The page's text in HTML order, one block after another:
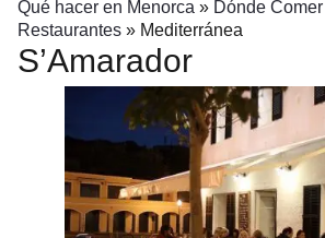
Qué hacer en Menorca » Dónde Comer
Restaurantes » Mediterránea
S’Amarador